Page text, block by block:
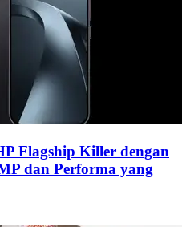
Flagship Killer dengan
dan Performa yang